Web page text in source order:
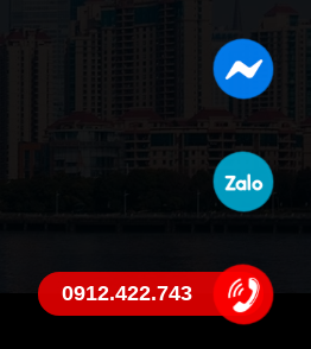
0912.422.743